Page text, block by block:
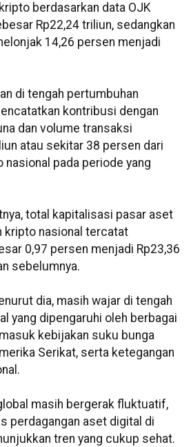
berdasarkan data OJK
Rp22,24 triliun, sedangkan
14,26 persen menjadi
di tengah pertumbuhan
kontribusi dengan
dan volume transaksi
atau sekitar 38 persen dari
pada periode yang
total kapitalisasi pasar aset
kripto nasional tercatat
0,97 persen menjadi Rp23,36
sebelumnya.
dia, masih wajar di tengah
yang dipengaruhi oleh berbagai
kebijakan suku bunga
Serikat, serta ketegangan
masih bergerak fluktuatif,
perdagangan aset digital di
tren yang cukup sehat.